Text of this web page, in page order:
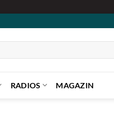
RADIOS MAGAZIN